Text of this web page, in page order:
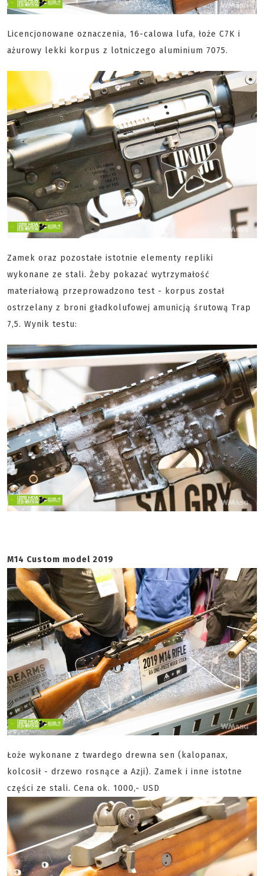
Licencjonowane oznaczenia, 16-calowa lufa, łoże C7K i
ażurowy lekki korpus z lotniczego aluminium 7075.
Zamek oraz pozostałe istotnie elementy repliki
wykonane ze stali. Żeby pokazać wytrzymałość
materiałową przeprowadzono test - korpus został
ostrzelany z broni gładkolufowej amunicją śrutową Trap
7,5. Wynik testu:
M14 Custom model 2019
Łoże wykonane z twardego drewna sen (kalopanax,
kolcosił - drzewo rosnące a Azji). Zamek i inne istotne
części ze stali. Cena ok. 1000,- USD